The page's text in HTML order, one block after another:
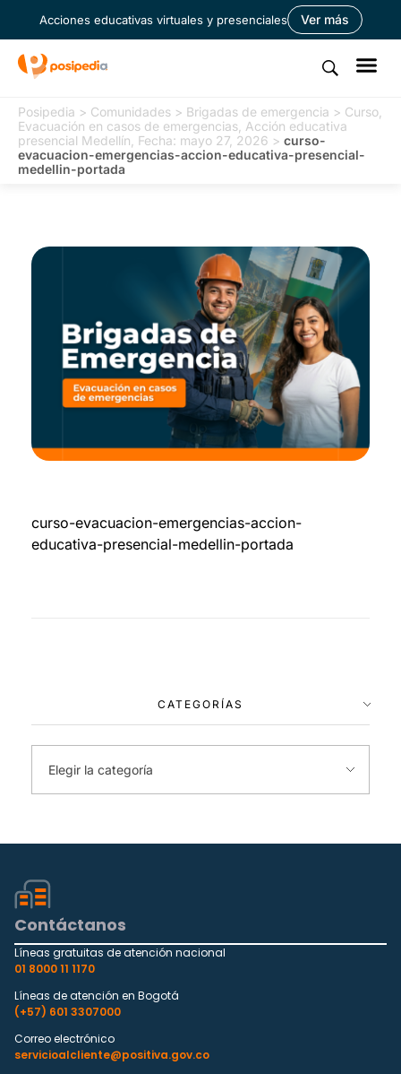
Acciones educativas virtuales y presenciales Ver más
Posipedia > Comunidades > Brigadas de emergencia > Curso,
Evacuación en casos de emergencias, Acción educativa
presencial Medellín, Fecha: mayo 27, 2026 > curso-
evacuacion-emergencias-accion-educativa-presencial-
medellin-portada
curso-evacuacion-emergencias-accion-
educativa-presencial-medellin-portada
CATEGORÍAS
Contáctanos
Líneas gratuitas de atención nacional
01 8000 11 1170
Líneas de atención en Bogotá
(+57) 601 3307000
Correo electrónico
servicioalcliente@positiva.gov.co